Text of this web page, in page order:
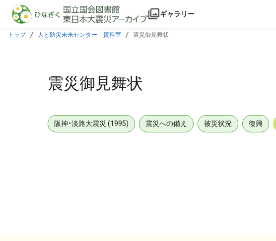
本文に飛ぶ
ギャラリー
トップ 人と防災未来センター 資料室 震災御見舞状
震災御見舞状
阪神・淡路大震災 (1995) 震災への備え 被災状況 復興